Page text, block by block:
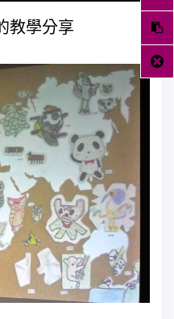
教學分享